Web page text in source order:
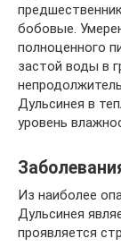
бобовые.
полноценного
застой воды в
Дульсинея в
уровень
Из наиболее
Дульсинея
проявляется